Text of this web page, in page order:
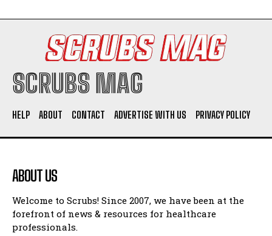
SCRUBS MAG
HELP ABOUT CONTACT ADVERTISE WITH US PRIVACY POLICY
ABOUT US
Welcome to Scrubs! Since 2007, we have been at the
forefront of news & resources for healthcare
professionals.